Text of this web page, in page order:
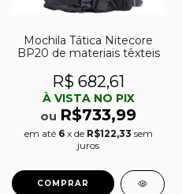
Mochila Tática Nitecore
BP20 de materiais têxteis
R$ 682,61
À VISTA NO PIX
ou R$733,99
em até 6 x de R$122,33 sem
juros